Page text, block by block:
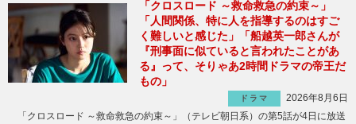
「クロスロード ～救命救急の約束～」
「人間関係、特に人を指導するのはすご
く難しいと感じた」「船越英一郎さんが
『刑事面に似ていると言われたことがあ
る』って、そりゃあ2時間ドラマの帝王だ
もの」
ドラマ
2026年8月6日
「クロスロード ～救命救急の約束～」（テレビ朝日系）の第5話が4日に放送